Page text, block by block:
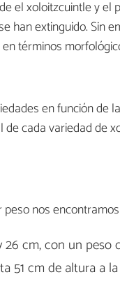
el xoloitzcuintle y el
han extinguido. Sin
términos
en función de
cada variedad de
nos
cm, con un peso
51 cm de altura a